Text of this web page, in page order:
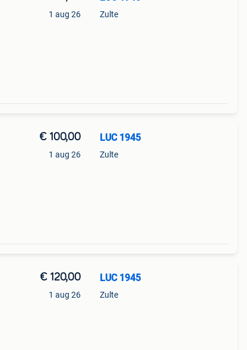
1 aug 26 Zulte
€ 100,00
1 aug 26
LUC 1945
Zulte
€ 120,00
1 aug 26
LUC 1945
Zulte